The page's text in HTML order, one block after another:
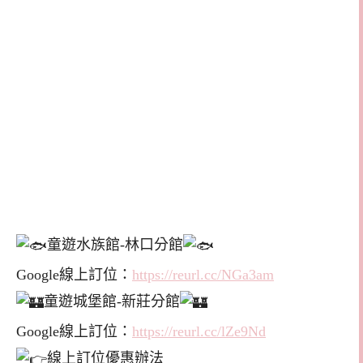
童遊水族館-林口分館
Google線上訂位： https://reurl.cc/NGa3am
童遊城堡館-新莊分館
Google線上訂位： https://reurl.cc/lZe9Nd
線上訂位優惠辦法